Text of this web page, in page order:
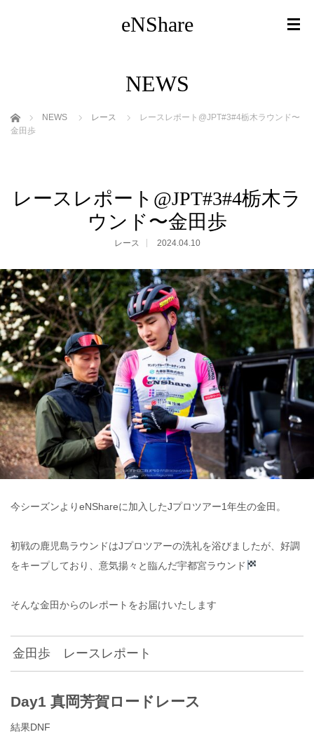
eNShare
NEWS
ホーム NEWS レース
レースレポート@JPT#3#4栃木ラウンド〜
金田歩
レースレポート@JPT#3#4栃木ラ
ウンド〜金田歩
レース 2024.04.10
今シーズンよりeNShareに加入したJプロツアー1年生の金田。
初戦の鹿児島ラウンドはJプロツアーの洗礼を浴びましたが、好調
をキープしており、意気揚々と臨んだ宇都宮ラウンド
そんな金田からのレポートをお届けいたします
金田歩 レースレポート
Day1 真岡芳賀ロードレース
結果DNF